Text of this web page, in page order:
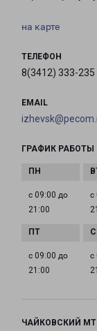
на карте
ТЕЛЕФОН
8(3412) 333-235
EMAIL
ГРАФИК РАБОТЫ
с 09:00 до
21:00
с
с 09:00 до
21:00
с
ЧАЙКОВСКИЙ МТ